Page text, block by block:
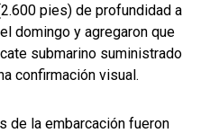
pies) de profundidad a
domingo y agregaron que
submarino suministrado
confirmación visual.
de la embarcación fueron